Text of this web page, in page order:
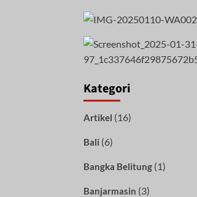
Kategori
Artikel (16)
Bali (6)
Bangka Belitung(1)
Banjarmasin (3)